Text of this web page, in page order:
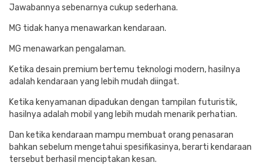
Jawabannya sebenarnya cukup sederhana.
MG tidak hanya menawarkan kendaraan.
MG menawarkan pengalaman.
Ketika desain premium bertemu teknologi modern, hasilnya
adalah kendaraan yang lebih mudah diingat.
Ketika kenyamanan dipadukan dengan tampilan futuristik,
hasilnya adalah mobil yang lebih mudah menarik perhatian.
Dan ketika kendaraan mampu membuat orang penasaran
bahkan sebelum mengetahui spesifikasinya, berarti kendaraan
tersebut berhasil menciptakan kesan.